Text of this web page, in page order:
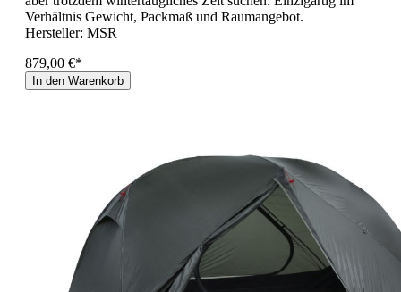
Verhältnis Gewicht, Packmaß und Raumangebot.
Hersteller: MSR
879,00 €*
In den Warenkorb